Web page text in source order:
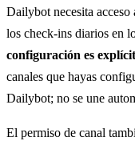
Dailybot necesita acceso
los check-ins diarios en
configuración es
canales que hayas
Dailybot; no se une
El permiso de canal